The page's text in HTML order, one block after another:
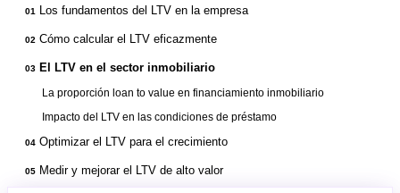
01 Los fundamentos del LTV en la empresa
02 Cómo calcular el LTV eficazmente
03 El LTV en el sector inmobiliario
La proporción loan to value en financiamiento inmobiliario
Impacto del LTV en las condiciones de préstamo
04 Optimizar el LTV para el crecimiento
05 Medir y mejorar el LTV de alto valor